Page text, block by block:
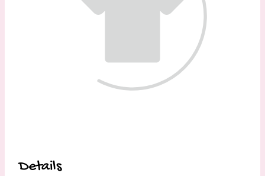
Details